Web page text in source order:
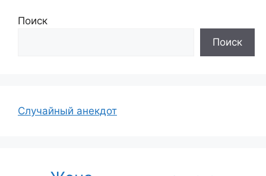
Поиск
Поиск
Случайный анекдот